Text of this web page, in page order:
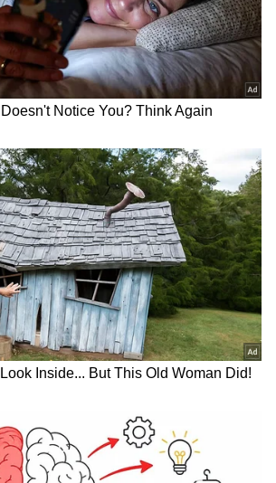
News
అందరికి తెలిసిందే. తన కూతురుపై
కుర్రాడు వరుణ్‌ని జార్జ్
కూతురు అంజు(అన్సిబా హాసన్‌)
చనిపోతాడు. ఈ కేసులో తన ఫ్యామిలీని
చేసే ప్రయత్నం, ఎత్తులకుపై ఎత్తులే ఈ
ఇప్పుడు సీక్వెల్‌లో దానికి
రెండో పార్ట్ లో కేసు క్లోజ్‌
నీడ, దాని అనుమానాలు, వాటి ప్రభావం
వెంటాడుతూనే ఉంటాయి. తను టెన్షన్‌
ఆయన హీరో హరి(బీజూ
అది పెద్ద హిట్‌ అవుతుంది. ఆ
కూతురు మ్యారేజ్‌ చేయాలని ప్లాన్‌
రిజెక్ట్స్ అవుతుంటారు. ఎవరో